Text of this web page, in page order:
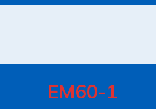
EM60-1